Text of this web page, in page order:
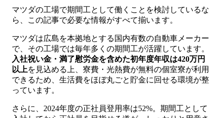
マツダの工場で期間工として働くことを検討しているな
ら、この記事で必要な情報がすべて揃います。
マツダは広島を本拠地とする国内有数の自動車メーカー
で、その工場では毎年多くの期間工が活躍しています。
入社祝い金・満了慰労金を含めた初年度年収は420万円
以上を見込める上、寮費・光熱費が無料の個室寮が利用
できるため、生活費をほぼ丸ごと貯金に回せる環境が整
っています。
さらに、2024年度の正社員登用率は52%。期間工として